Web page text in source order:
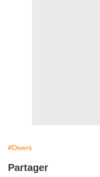
#Divers
Partager